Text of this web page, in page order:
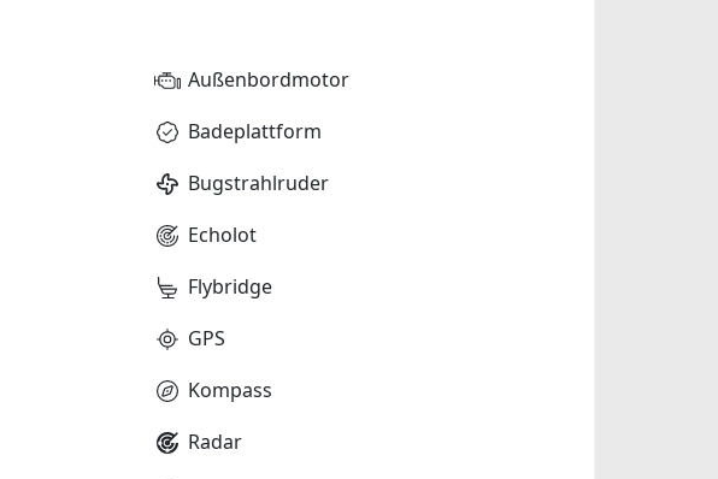
Außenbordmotor
Badeplattform
Bugstrahlruder
Echolot
Flybridge
GPS
Kompass
Radar